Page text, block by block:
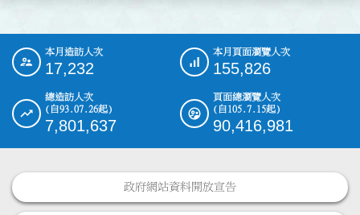
::: 本月造訪人次
17,232
本月頁面瀏覽人次
155,826
總造訪人次
(自93.07.26起)
7,801,637
頁面總瀏覽人次
(自105.7.15起)
90,416,981
政府網站資料開放宣告